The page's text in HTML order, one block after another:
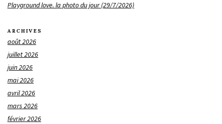
Playground love. la photo du jour (29/7/2026)
ARCHIVES
août 2026
juillet 2026
juin 2026
mai 2026
avril 2026
mars 2026
février 2026